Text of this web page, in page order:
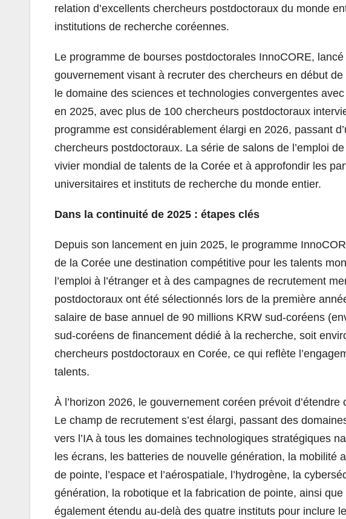
relation d’excellents chercheurs postdoctoraux du monde
institutions de recherche coréennes.
Le programme de bourses postdoctorales InnoCORE,
gouvernement visant à recruter des chercheurs en début
le domaine des sciences et technologies convergentes
en 2025, avec plus de 100 chercheurs postdoctoraux
programme est considérablement élargi en 2026, passant
chercheurs postdoctoraux. La série de salons de l’emploi
vivier mondial de talents de la Corée et à approfondir les
universitaires et instituts de recherche du monde entier.
Dans la continuité de 2025 : étapes clés
Depuis son lancement en juin 2025, le programme
de la Corée une destination compétitive pour les talents
l’emploi à l’étranger et à des campagnes de recrutement
postdoctoraux ont été sélectionnés lors de la première
salaire de base annuel de 90 millions KRW sud-coréens
sud-coréens de financement dédié à la recherche, soit
chercheurs postdoctoraux en Corée, ce qui reflète
talents.
À l’horizon 2026, le gouvernement coréen prévoit
Le champ de recrutement s’est élargi, passant des
vers l’IA à tous les domaines technologiques stratégiques
les écrans, les batteries de nouvelle génération, la mobilité
de pointe, l’espace et l’aérospatiale, l’hydrogène, la
génération, la robotique et la fabrication de pointe, ainsi
également étendu au-delà des quatre instituts pour inclure